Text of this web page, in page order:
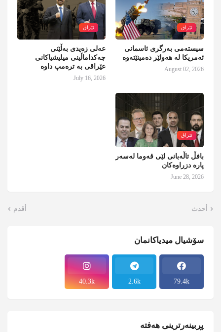
ئێراق
سیستەمی بەرگری ئاسمانی
ئەمریکا لە هەولێر دەمینێتەوە
August 02, 2026
ئێراق
عەلی زەیدی بەڵێنی
چەکداماڵینی میلیشیاکانی
عێراقی بە ترەمپ داوە
July 16, 2026
ئێراق
بافڵ تاڵەبانی لێی قەوما لەسەر
پارە دزراوەکان
June 28, 2026
أحدث أقدم
سۆشیال میدیاکانمان
79.4k
2.6k
40.3k
پڕبینەرترینی هەفتە